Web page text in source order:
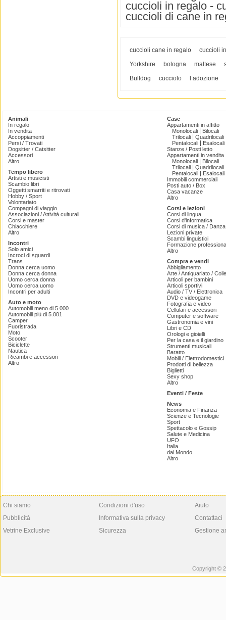
cuccioli in regalo -
cuccioli di cane in
cuccioli cane in regalo
cuccioli
Yorkshire
bologna maltese
Bulldog
cucciolo l adozione
Animali
In regalo
In vendita
Accoppiamenti
Persi / Trovati
Dogsitter / Catsitter
Accessori
Altro
Tempo libero
Artisti e musicisti
Scambio libri
Oggetti smarriti e ritrovati
Hobby / Sport
Volontariato
Compagni di viaggio
Associazioni / Attività culturali
Corsi e master
Chiacchiere
Altro
Incontri
Solo amici
Incroci di sguardi
Trans
Donna cerca uomo
Donna cerca donna
Uomo cerca donna
Uomo cerca uomo
Incontri per adulti
Auto e moto
Automobili meno di 5.000
Automobili più di 5.001
Camper
Fuoristrada
Moto
Scooter
Biciclette
Nautica
Ricambi e accessori
Altro
Case
Appartamenti in affitto
Monolocali
Bilocali
Trilocali
Quadrilocali
Pentalocali
Esalocali
Stanze / Posti letto
Appartamenti in vendita
Monolocali
Bilocali
Trilocali
Quadrilocali
Pentalocali
Esalocali
Immobili commerciali
Posti auto / Box
Casa vacanze
Altro
Corsi e lezioni
Corsi di lingua
Corsi d'informatica
Corsi di musica /
Lezioni private
Scambi linguistici
Formazione
Altro
Compra e vendi
Abbigliamento
Arte / Antiquariato /
Articoli per bambini
Articoli sportivi
Audio / TV / Elettronica
DVD e videogame
Fotografia e video
Cellulari e accessori
Computer e software
Gastronomia e vini
Libri e CD
Orologi e gioielli
Per la casa e il giardino
Strumenti musicali
Baratto
Mobili / Elettrodomestici
Prodotti di bellezza
Biglietti
Sexy shop
Altro
Eventi / Feste
News
Economia e Finanza
Scienze e Tecnologie
Sport
Spettacolo e Gossip
Salute e Medicina
UFO
Italia
dal Mondo
Altro
Chi siamo
Pubblicità
Vetrine Exclusive
Condizioni d'uso
Informativa sulla privacy
Sicurezza
Aiuto
Contattaci
Gestione
Copyright ©